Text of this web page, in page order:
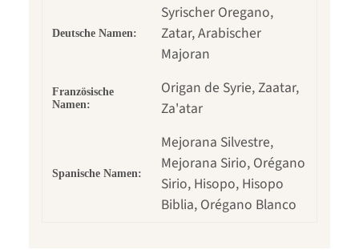
Deutsche Namen:
Syrischer Oregano,
Zatar, Arabischer
Majoran
Französische
Namen:
Origan de Syrie, Zaatar,
Za'atar
Spanische Namen:
Mejorana Silvestre,
Mejorana Sirio, Orégano
Sirio, Hisopo, Hisopo
Biblia, Orégano Blanco